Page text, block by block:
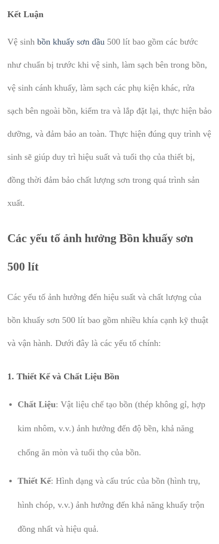
Kết Luận
Vệ sinh bồn khuấy sơn dầu 500 lít bao gồm các bước
như chuẩn bị trước khi vệ sinh, làm sạch bên trong bồn,
vệ sinh cánh khuấy, làm sạch các phụ kiện khác, rửa
sạch bên ngoài bồn, kiểm tra và lắp đặt lại, thực hiện bảo
dưỡng, và đảm bảo an toàn. Thực hiện đúng quy trình vệ
sinh sẽ giúp duy trì hiệu suất và tuổi thọ của thiết bị,
đồng thời đảm bảo chất lượng sơn trong quá trình sản
xuất.
Các yếu tố ảnh hưởng Bồn khuấy sơn
500 lít
Các yếu tố ảnh hưởng đến hiệu suất và chất lượng của
bồn khuấy sơn 500 lít bao gồm nhiều khía cạnh kỹ thuật
và vận hành. Dưới đây là các yếu tố chính:
1. Thiết Kế và Chất Liệu Bồn
Chất Liệu: Vật liệu chế tạo bồn (thép không gỉ, hợp
kim nhôm, v.v.) ảnh hưởng đến độ bền, khả năng
chống ăn mòn và tuổi thọ của bồn.
Thiết Kế: Hình dạng và cấu trúc của bồn (hình trụ,
hình chóp, v.v.) ảnh hưởng đến khả năng khuấy trộn
đồng nhất và hiệu quả.